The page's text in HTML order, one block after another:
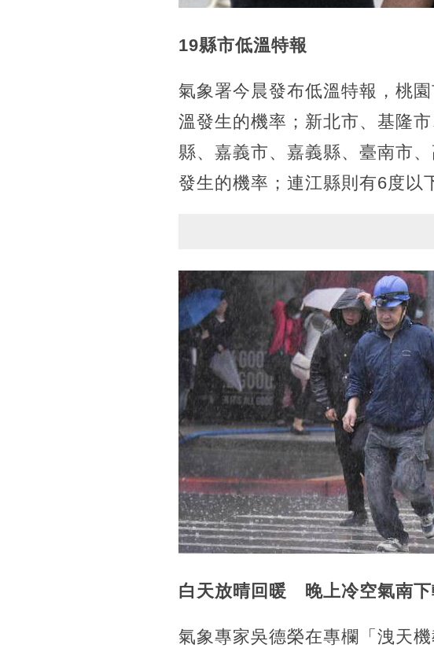
19縣市低溫特報
氣象署今晨發布低溫特報，桃
溫發生的機率；新北市、基隆
縣、嘉義市、嘉義縣、臺南市
發生的機率；連江縣則有6度以
白天放晴回暖 晚上冷空氣南下
氣象專家吳德榮在專欄「洩天